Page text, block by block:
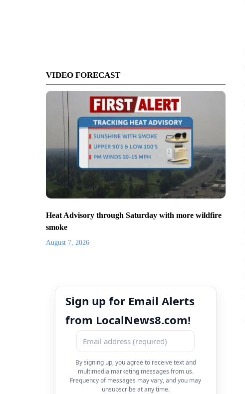
VIDEO FORECAST
Heat Advisory through Saturday with more wildfire
smoke
August 7, 2026
Sign up for Email Alerts
from LocalNews8.com!
By signing up, you agree to receive text and
multimedia marketing messages from us.
Frequency of messages may vary, and you may
unsubscribe at any time.